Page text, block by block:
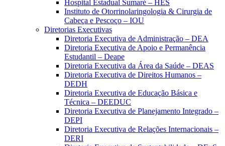
Hospital Estadual Sumaré – HES
Instituto de Otorrinolaringologia & Cirurgia de
Cabeça e Pescoço – IOU
Diretorias Executivas
Diretoria Executiva de Administração – DEA
Diretoria Executiva de Apoio e Permanência
Estudantil – Deape
Diretoria Executiva da Área da Saúde – DEAS
Diretoria Executiva de Direitos Humanos –
DEDH
Diretoria Executiva de Educação Básica e
Técnica – DEEDUC
Diretoria Executiva de Planejamento Integrado –
DEPI
Diretoria Executiva de Relações Internacionais –
DERI